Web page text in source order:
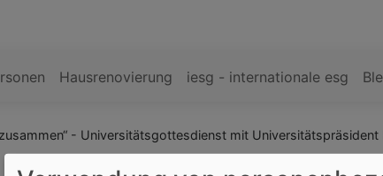
Hausrenovierung iesg - internationale esg
- Universitätsgottesdienst mit